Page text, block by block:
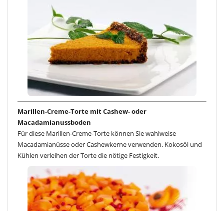
Marillen-Creme-Torte mit Cashew- oder
Macadamianussboden
Für diese Marillen-Creme-Torte können Sie wahlweise
Macadamianüsse oder Cashewkerne verwenden. Kokosöl und
Kühlen verleihen der Torte die nötige Festigkeit.